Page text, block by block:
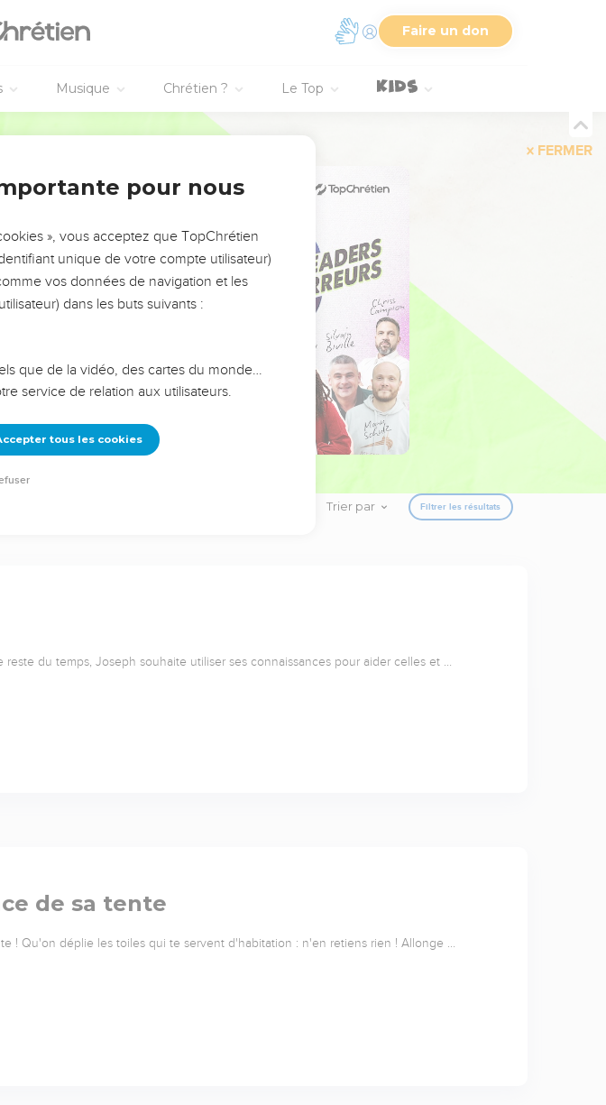
Faire un don
Musique Chrétien ? Le Top
FERMER
Mais on voit
ce sont
leurs erreurs
une famille,
Trier par Filtrer les résultats
du temps, Joseph souhaite utiliser ses connaissances pour aider celles et …
de sa tente
! Qu'on déplie les toiles qui te servent d'habitation : n'en retiens rien ! Allonge …
pour nous
», vous acceptez que TopChrétien
unique de votre compte utilisateur)
vos données de navigation et les
dans les buts suivants :
que de la vidéo, des cartes du monde…
service de relation aux utilisateurs.
tous les cookies